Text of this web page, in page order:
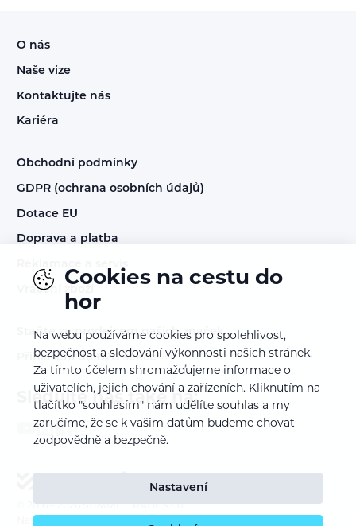
O nás
Naše vize
Kontaktujte nás
Kariéra
Obchodní podmínky
GDPR (ochrana osobních údajů)
Dotace EU
Doprava a platba
Reklamace a servis
Vrácení zboží
Staňte se prodejcem našich značek
Přihlášení do B2B sekce
Sledujte nás také na:
© 2016 – 2026SUMMIT TRADE s.r.o.
Cookies na cestu do
hor
Na webu používáme cookies pro spolehlivost,
bezpečnost a sledování výkonnosti našich stránek.
Za tímto účelem shromažďujeme informace o
uživatelích, jejich chování a zařízeních. Kliknutím na
tlačítko "souhlasím" nám udělíte souhlas a my
zaručíme, že se k vašim datům budeme chovat
zodpovědně a bezpečně.
Nastavení